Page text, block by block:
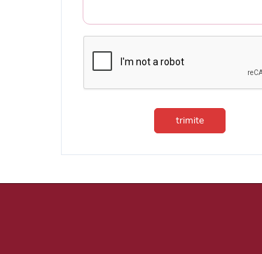
trimite